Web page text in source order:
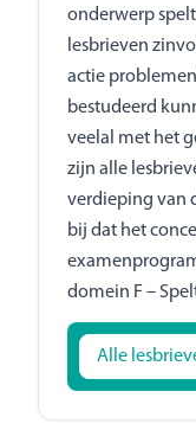
onderwerp
lesbrieven
actie
bestudeerd
veelal met het
zijn alle
verdieping van
bij dat het
domein F –
Alle